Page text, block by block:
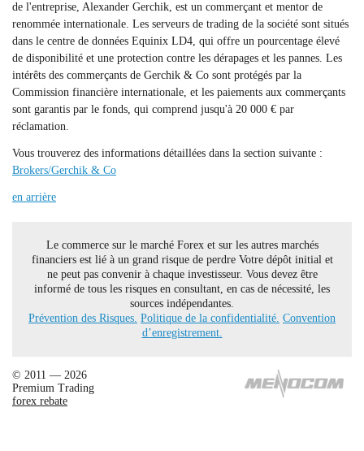
de l'entreprise, Alexander Gerchik, est un commerçant et mentor de
renommée internationale. Les serveurs de trading de la société sont situés
dans le centre de données Equinix LD4, qui offre un pourcentage élevé
de disponibilité et une protection contre les dérapages et les pannes. Les
intérêts des commerçants de Gerchik & Co sont protégés par la
Commission financière internationale, et les paiements aux commerçants
sont garantis par le fonds, qui comprend jusqu'à 20 000 € par
réclamation.
Vous trouverez des informations détaillées dans la section suivante :
Brokers/Gerchik & Co
en arrière
Le commerce sur le marché Forex et sur les autres marchés
financiers est lié à un grand risque de perdre Votre dépôt initial et
ne peut pas convenir à chaque investisseur. Vous devez être
informé de tous les risques en consultant, en cas de nécessité, les
sources indépendantes.
Prévention des Risques. Politique de la confidentialité. Convention
d’enregistrement.
© 2011 — 2026
Premium Trading
forex rebate